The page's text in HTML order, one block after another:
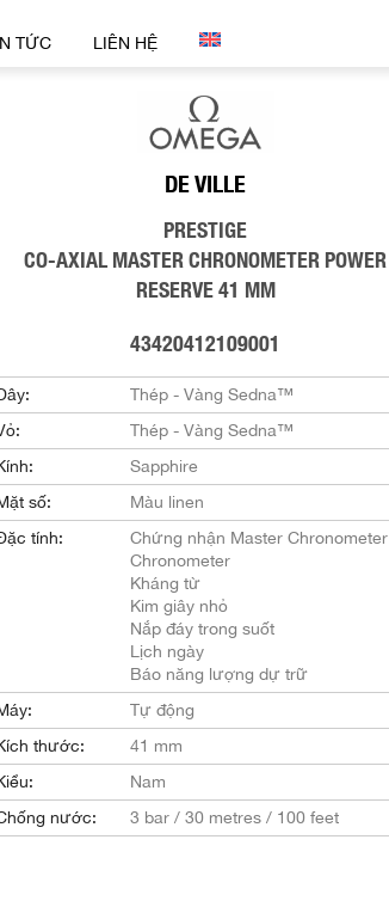
TỨC LIÊN HỆ
DE VILLE
PRESTIGE
CO‑AXIAL MASTER CHRONOMETER POWER
RESERVE 41 MM
43420412109001
Thép - Vàng Sedna™
Thép - Vàng Sedna™
Sapphire
số:
Màu linen
tính:
Chứng nhận Master Chronometer
Chronometer
Kháng từ
Kim giây nhỏ
Nắp đáy trong suốt
Lịch ngày
Báo năng lượng dự trữ
Tự động
thước:
41 mm
Nam
nước:
3 bar / 30 metres / 100 feet